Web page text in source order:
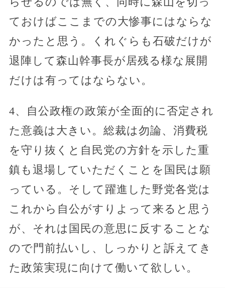
ておけばここまでの大惨事にはならな
かったと思う。くれぐらも石破だけが
退陣して森山幹事長が居残る様な展開
だけは有ってはならない。
4、自公政権の政策が全面的に否定され
た意義は大きい。総裁は勿論、消費税
を守り抜くと自民党の方針を示した重
鎮も退場していただくことを国民は願
っている。そして躍進した野党各党は
これから自公がすりよって来ると思う
が、それは国民の意思に反することな
ので門前払いし、しっかりと訴えてき
た政策実現に向けて働いて欲しい。